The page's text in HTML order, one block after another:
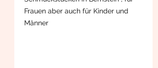
Frauen aber auch für Kinder und
Männer